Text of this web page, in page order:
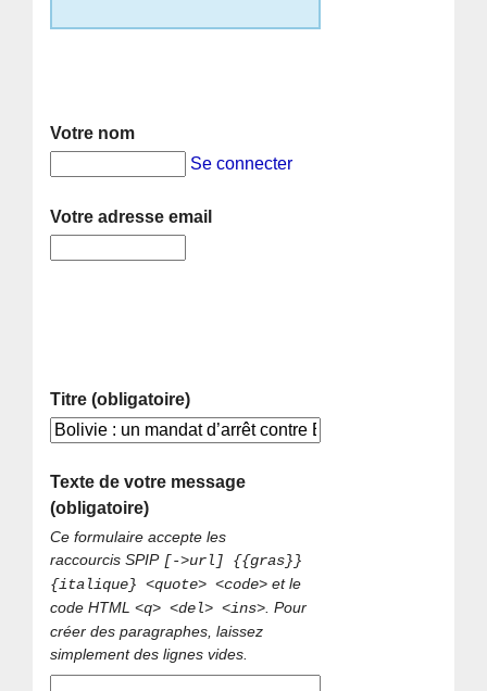
Votre nom
Se connecter
Votre adresse email
Titre (obligatoire)
Texte de votre message
(obligatoire)
Ce formulaire accepte les
raccourcis SPIP [->url] {{gras}}
{italique} <quote> <code> et le
code HTML<q> <del> <ins>. Pour
créer des paragraphes, laissez
simplement des lignes vides.